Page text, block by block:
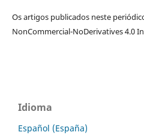
Os artigos publicados neste
NonCommercial-NoDerivatives 4.0
Idioma
Español (España)